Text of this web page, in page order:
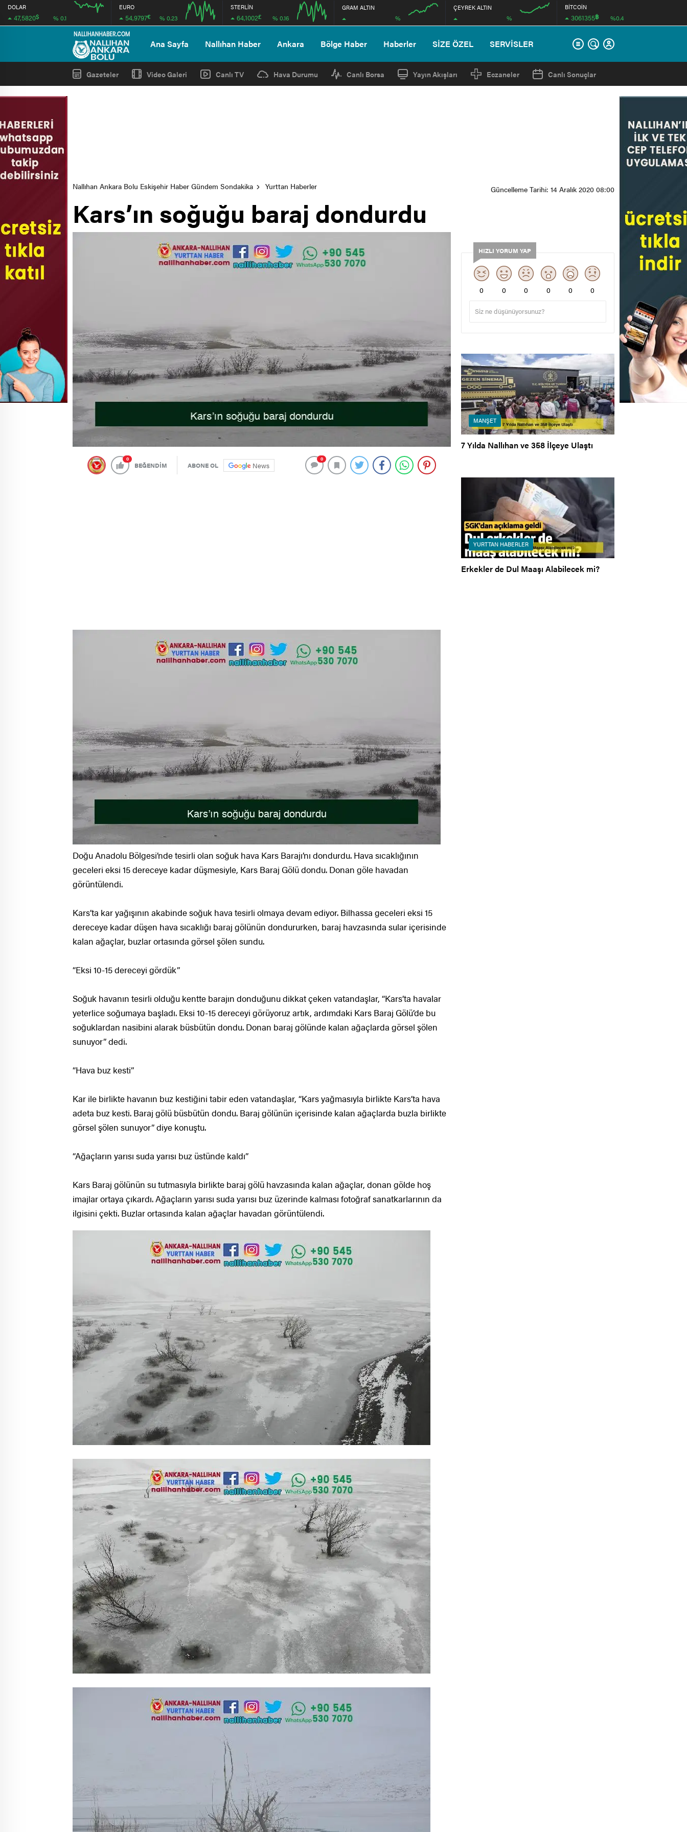
DOLAR
47,5820$ % 0.1
12:00
EURO
54,9797€ % 0.23
STERLİN
64,1002£ % 0.16
GRAM ALTIN
%
ÇEYREK ALTIN
%
BİTCOİN
3061355฿ %0.4
Ana Sayfa Nallıhan Haber Ankara Bölge Haber Haberler SİZE ÖZEL SERVİSLER
Gazeteler Video Galeri Canlı TV Hava Durumu Canlı Borsa Yayın Akışları Eczaneler Canlı Sonuçlar
Nallıhan Ankara Bolu Eskişehir Haber Gündem Sondakika Yurttan Haberler Güncelleme Tarihi: 14 Aralık 2020 08:00
Kars’ın soğuğu baraj dondurdu
0
BEĞENDİM ABONE OL News
0
Doğu Anadolu Bölgesi’nde tesirli olan soğuk hava Kars Barajı’nı dondurdu. Hava sıcaklığının
geceleri eksi 15 dereceye kadar düşmesiyle, Kars Baraj Gölü dondu. Donan göle havadan
görüntülendi.
Kars’ta kar yağışının akabinde soğuk hava tesirli olmaya devam ediyor. Bilhassa geceleri eksi 15
dereceye kadar düşen hava sıcaklığı baraj gölünün dondururken, baraj havzasında sular içerisinde
kalan ağaçlar, buzlar ortasında görsel şölen sundu.
“Eksi 10-15 dereceyi gördük”
Soğuk havanın tesirli olduğu kentte barajın donduğunu dikkat çeken vatandaşlar, “Kars’ta havalar
yeterlice soğumaya başladı. Eksi 10-15 dereceyi görüyoruz artık, ardımdaki Kars Baraj Gölü’de bu
soğuklardan nasibini alarak büsbütün dondu. Donan baraj gölünde kalan ağaçlarda görsel şölen
sunuyor” dedi.
“Hava buz kesti”
Kar ile birlikte havanın buz kestiğini tabir eden vatandaşlar, “Kars yağmasıyla birlikte Kars’ta hava
adeta buz kesti. Baraj gölü büsbütün dondu. Baraj gölünün içerisinde kalan ağaçlarda buzla birlikte
görsel şölen sunuyor” diye konuştu.
“Ağaçların yarısı suda yarısı buz üstünde kaldı”
Kars Baraj gölünün su tutmasıyla birlikte baraj gölü havzasında kalan ağaçlar, donan gölde hoş
imajlar ortaya çıkardı. Ağaçların yarısı suda yarısı buz üzerinde kalması fotoğraf sanatkarlarının da
ilgisini çekti. Buzlar ortasında kalan ağaçlar havadan görüntülendi.
HIZLI YORUM YAP
0 0 0 0 0 0
MANŞET
7 Yılda Nallıhan ve 358 İlçeye Ulaştı
YURTTAN HABERLER
Erkekler de Dul Maaşı Alabilecek mi?